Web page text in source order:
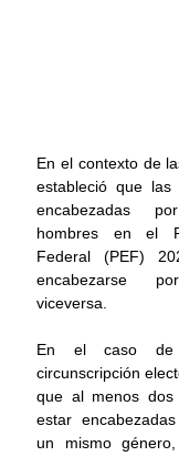
En el contexto de
estableció que
encabezadas
hombres en el
Federal (PEF)
encabezarse
viceversa.
En el caso
circunscripción
que al menos dos
estar
un mismo